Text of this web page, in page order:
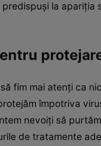
la
fim mai atenţi ca
împotriva
nevoiţi să
de tratamente